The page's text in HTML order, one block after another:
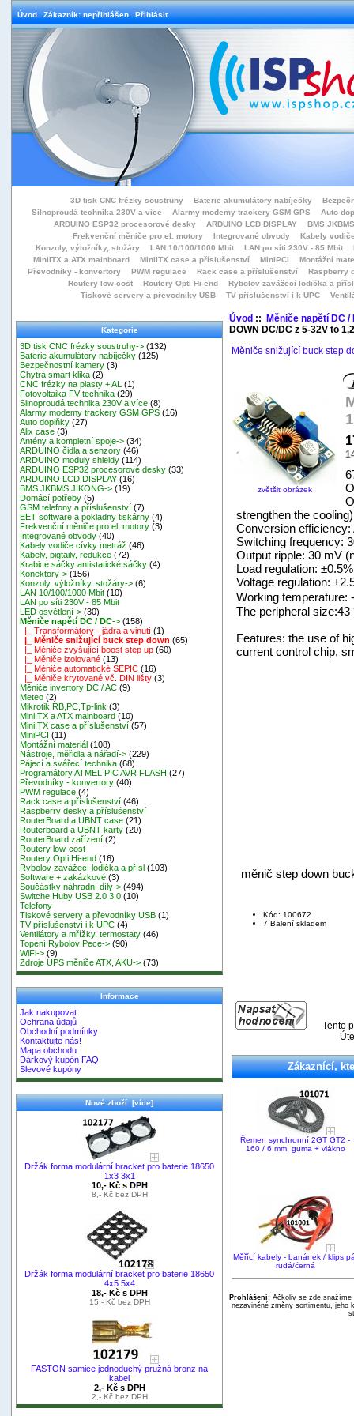
Úvod Zákazník: nepřihlášen Přihlásit
3D tisk CNC frézky soustruhy Baterie akumulátory nabíječky
Silnoproudá technika 230V a více
Alarmy modemy trackery GSM GPS
Auto
ARDUINO ESP32 procesorové desky
ARDUINO LCD DISPLAY
BMS
Frekvenční měniče pro el. motory
Integrované obvody
Kabely
Konzoly, výložníky, stožáry
LAN 10/100/1000 Mbit LAN po síti 230V - 85 Mbit
MiniITX a ATX mainboard
MiniITX case a příslušenství MiniPCI
Montážní
Převodníky - konvertory
PWM regulace Rack case a příslušenství
Raspberry
Routery low-cost
Routery Opti Hi-end
Rybolov zavážecí lodička a přísl
Tiskové servery a převodníky USB
TV příslušenství i k UPC
Kategorie
3D tisk CNC frézky soustruhy-> (132)
Baterie akumulátory nabíječky (125)
Bezpečnostní kamery (3)
Chytrá smart klika (2)
CNC frézky na plasty + AL
(1)
Fotovoltaika FV technika (29)
Silnoproudá technika 230V a více (8)
Alarmy modemy trackery GSM GPS (16)
Auto doplňky (27)
Alix case (3)
Antény a kompletní spoje-> (34)
ARDUINO čidla a senzory (46)
ARDUINO moduly shieldy (114)
ARDUINO ESP32 procesorové desky (33)
ARDUINO LCD DISPLAY (16)
BMS JKBMS JIKONG-> (19)
Domácí potřeby (5)
GSM telefony a příslušenství (7)
EET software a pokladny tiskárny (4)
Frekvenční měniče pro el. motory (3)
Integrované obvody (40)
Kabely vodiče cívky metráž (46)
Kabely, pigtaily, redukce (72)
Krabice sáčky antistatické sáčky (4)
Konektory-> (156)
Konzoly, výložníky, stožáry-> (6)
LAN 10/100/1000 Mbit (10)
LAN po síti 230V - 85 Mbit
LED osvětlení-> (30)
Měniče napětí DC / DC-> (158)
|_ Transformátory - jádra a vinutí (1)
|_ Měniče snižující buck step down (65)
|_ Měniče zvyšující boost step up (60)
|_ Měniče izolované (13)
|_ Měniče automatické SEPIC (16)
|_ Měniče krytované vč. DIN lišty (3)
Měniče invertory DC / AC (9)
Meteo (2)
Mikrotik RB,PC,Tp-link (3)
MiniITX a ATX mainboard (10)
MiniITX case a příslušenství (57)
MiniPCI (11)
Montážní materiál (108)
Nástroje, měřidla a nářadí-> (229)
Pájecí a svářecí technika (68)
Programátory ATMEL PIC AVR FLASH (27)
Převodníky - konvertory (40)
PWM regulace (4)
Rack case a příslušenství (46)
Raspberry desky a příslušenství
RouterBoard a UBNT case (21)
Routerboard a UBNT karty (20)
RouterBoard zařízení (2)
Routery low-cost
Routery Opti Hi-end (16)
Rybolov zavážecí lodička a přísl (103)
Software + zakázkové (3)
Součástky náhradní díly-> (494)
Switche Huby USB 2.0 3.0 (10)
Telefony
Tiskové servery a převodníky USB (1)
TV příslušenství i k UPC (4)
Ventilátory a mřížky, termostaty (46)
Topení Rybolov Pece-> (90)
WiFi-> (9)
Zdroje UPS měniče ATX, AKU-> (73)
Informace
Jak nakupovat
Ochrana údajů
Obchodní podmínky
Kontaktujte nás!
Mapa obchodu
Dárkový kupón FAQ
Slevové kupóny
Nové zboží [více]
Držák forma modulární bracket pro baterie 18650
1x3 3x1
10,- Kč s DPH
8,- Kč bez DPH
Držák forma modulární bracket pro baterie 18650
4x5 5x4
18,- Kč s DPH
15,- Kč bez DPH
FASTON samice jednoduchý pružná bronz na
kabel
2,- Kč s DPH
2,- Kč bez DPH
Úvod:: Měniče napětí DC /
DOWN DC/DC z 5-32V to
Měniče snižující buck step
zvětšit obrázek
strengthen the cooling)
Conversion
Switching frequency:
Output ripple: 30 mV
Load regulation: ±0.5%
Voltage regulation:
Working
The peripheral
Features: the use of
current control chip,
měnič step down
Kód: 100672
7 Balení skladem
Tento
Zákaznící,
Řemen synchronní 2GT GT2 -
160 / 6 mm, guma + vlákno
Měřící kabely - banánek / klips
rudá/černá
Prohlášení:Ačkoliv se zde snažíme
nezaviněné změny sortimentu, jeho